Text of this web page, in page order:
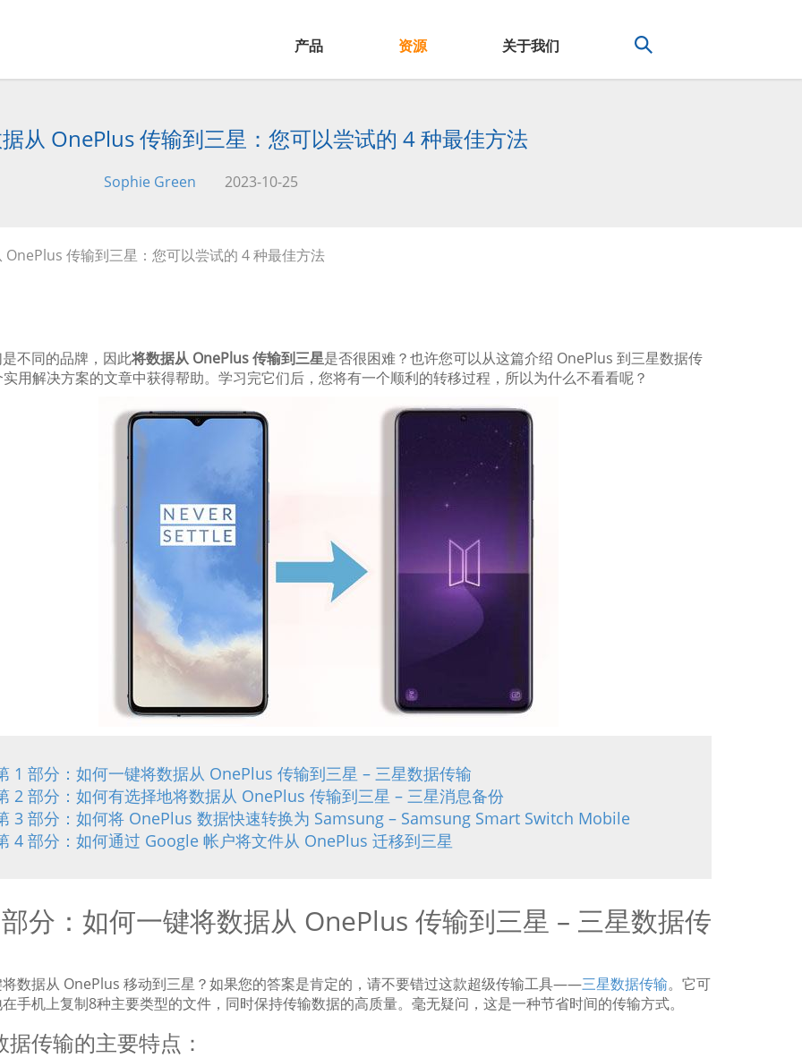
产品 资源 关于我们
从 OnePlus 传输到三星：您可以尝试的 4 种最佳方法
Sophie Green 2023-10-25
传输到三星：您可以尝试的 4 种最佳方法
不同的品牌，因此将数据从 OnePlus 传输到三星是否很困难？也许您可以从这篇介绍 OnePlus 到三星数据传
用解决方案的文章中获得帮助。学习完它们后，您将有一个顺利的转移过程，所以为什么不看看呢？
1 部分：如何一键将数据从 OnePlus 传输到三星 – 三星数据传输
2 部分：如何有选择地将数据从 OnePlus 传输到三星 – 三星消息备份
3 部分：如何将 OnePlus 数据快速转换为 Samsung – Samsung Smart Switch Mobile
4 部分：如何通过 Google 帐户将文件从 OnePlus 迁移到三星
分：如何一键将数据从 OnePlus 传输到三星 – 三星数据传
数据从 OnePlus 移动到三星？如果您的答案是肯定的，请不要错过这款超级传输工具——三星数据传输。它可
手机上复制8种主要类型的文件，同时保持传输数据的高质量。毫无疑问，这是一种节省时间的传输方式。
据传输的主要特点：